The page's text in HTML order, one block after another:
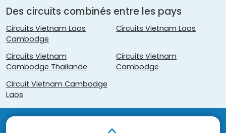
Des circuits combinés entre les pays
Circuits Vietnam Laos
Cambodge
Circuits Vietnam Laos
Circuits Vietnam
Cambodge Thailande
Circuits Vietnam
Cambodge
Circuit Vietnam Cambodge
Laos